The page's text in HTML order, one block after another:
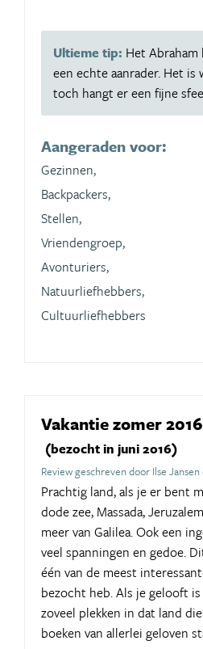
Ultieme tip: Het
een echte aanrader. Het is
toch hangt er een fijne
Aangeraden voor:
Gezinnen,
Backpackers,
Stellen,
Vriendengroep,
Avonturiers,
Natuurliefhebbers,
Cultuurliefhebbers
Vakantie zomer 2016
(bezocht in juni 2016)
Review geschreven door Ilse Jansen
Prachtig land, als je er bent
dode zee, Massada,
meer van Galilea. Ook een
veel spanningen en gedoe.
één van de meest
bezocht heb. Als je gelooft
zoveel plekken in dat land
boeken van allerlei geloven